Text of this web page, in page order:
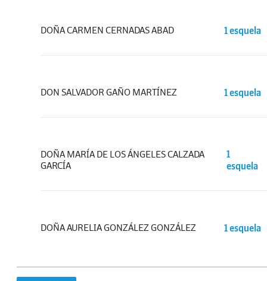
DOÑA CARMEN CERNADAS ABAD 1 esquela
DON SALVADOR GAÑO MARTÍNEZ 1 esquela
DOÑA MARÍA DE LOS ÁNGELES CALZADA
GARCÍA
1
esquela
DOÑA AURELIA GONZÁLEZ GONZÁLEZ 1 esquela